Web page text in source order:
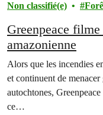
Non classifié(e)
Greenpeace
amazonienne
Alors que les incendies
et continuent de
autochtones,
ce…